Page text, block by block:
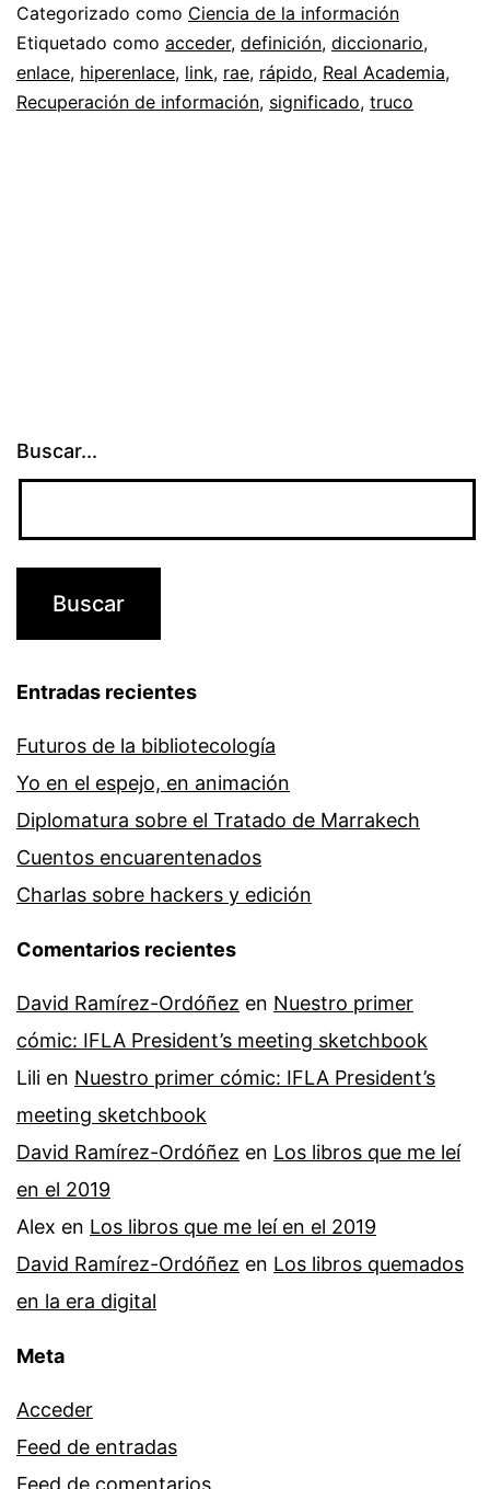
Categorizado como Ciencia de la información
Etiquetado como acceder, definición, diccionario,
enlace, hiperenlace, link, rae, rápido, Real Academia,
Recuperación de información, significado, truco
Buscar...
Entradas recientes
Futuros de la bibliotecología
Yo en el espejo, en animación
Diplomatura sobre el Tratado de Marrakech
Cuentos encuarentenados
Charlas sobre hackers y edición
Comentarios recientes
David Ramírez-Ordóñez en Nuestro primer
cómic: IFLA President’s meeting sketchbook
Lili en Nuestro primer cómic: IFLA President’s
meeting sketchbook
David Ramírez-Ordóñez en Los libros que me leí
en el 2019
Alex en Los libros que me leí en el 2019
David Ramírez-Ordóñez en Los libros quemados
en la era digital
Meta
Acceder
Feed de entradas